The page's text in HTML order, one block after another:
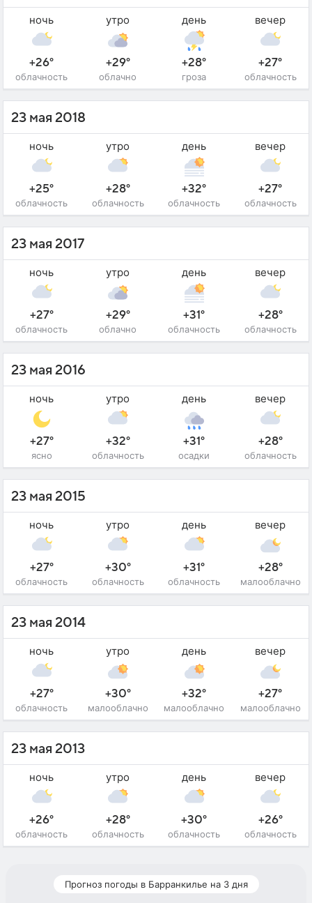
ночь
+26°
облачность
утро
+29°
облачно
день
+28°
гроза
вечер
+27°
облачность
23 мая 2018
ночь
+25°
облачность
утро
+28°
облачность
день
+32°
облачность
вечер
+27°
облачность
23 мая 2017
ночь
+27°
облачность
утро
+29°
облачно
день
+31°
облачность
вечер
+28°
облачность
23 мая 2016
ночь
+27°
ясно
утро
+32°
облачность
день
+31°
осадки
вечер
+28°
облачность
23 мая 2015
ночь
+27°
облачность
утро
+30°
облачность
день
+31°
облачность
вечер
+28°
малооблачно
23 мая 2014
ночь
+27°
облачность
утро
+30°
малооблачно
день
+32°
малооблачно
вечер
+27°
малооблачно
23 мая 2013
ночь
+26°
облачность
утро
+28°
облачность
день
+30°
облачность
вечер
+26°
облачность
Прогноз погоды в Барранкилье на 3 дня